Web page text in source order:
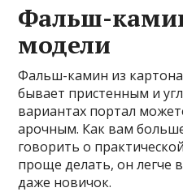
Фальш-
модели
Фальш-камин из
бывает пристенным и
вариантах портал
арочным. Как вам
говорить о
проще делать, он легче
даже новичок.